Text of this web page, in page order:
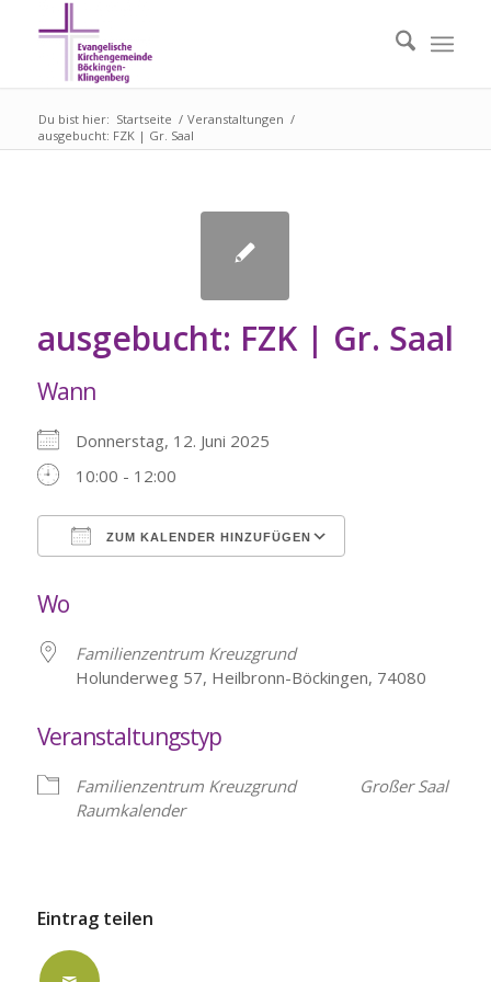
Du bist hier: Startseite / Veranstaltungen /
ausgebucht: FZK | Gr. Saal
ausgebucht: FZK | Gr. Saal
Wann
Donnerstag, 12. Juni 2025
10:00 - 12:00
ZUM KALENDER HINZUFÜGEN
Wo
Familienzentrum Kreuzgrund
Holunderweg 57, Heilbronn-Böckingen, 74080
Veranstaltungstyp
Familienzentrum Kreuzgrund
Großer Saal
Raumkalender
Eintrag teilen